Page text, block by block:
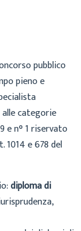
pubblico
pieno e
alle categorie
e n°1riservato
e 678 del
diploma di